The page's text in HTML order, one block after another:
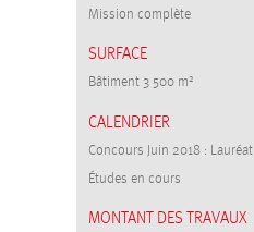
Mission complète
SURFACE
Bâtiment 3 500 m²
CALENDRIER
Concours Juin 2018 : Lauréat
Études en cours
MONTANT DES TRAVAUX